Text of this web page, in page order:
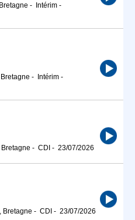
- Intérim -
- Intérim -
- CDI - 23/07/2026
Bretagne - CDI - 23/07/2026